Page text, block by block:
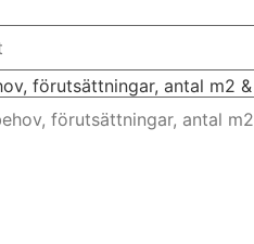
förutsättningar, antal m2